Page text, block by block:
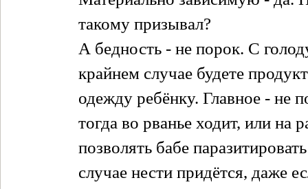
такому призывал?
А бедность - не порок. С
крайнем случае будете
одежду ребёнку. Главное - не
тогда во рванье ходит, или на
позволять бабе
случае нести придётся, даже